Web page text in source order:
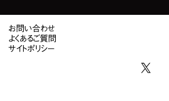
お問い合わせ
よくあるご質問
サイトポリシー